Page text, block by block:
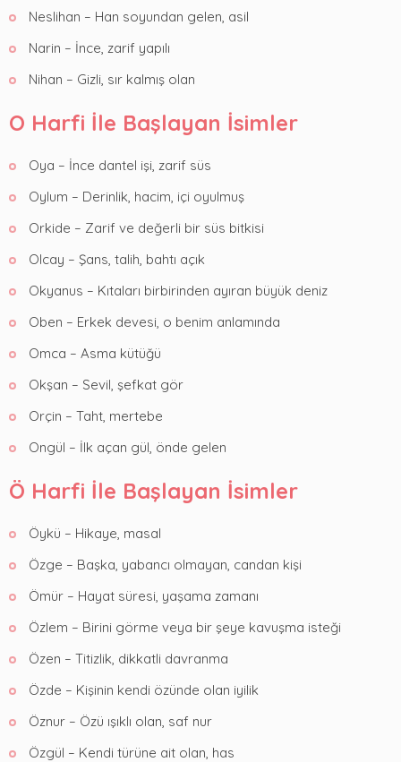
Neslihan – Han soyundan gelen, asil
Narin – İnce, zarif yapılı
Nihan – Gizli, sır kalmış olan
O Harfi İle Başlayan İsimler
Oya – İnce dantel işi, zarif süs
Oylum – Derinlik, hacim, içi oyulmuş
Orkide – Zarif ve değerli bir süs bitkisi
Olcay – Şans, talih, bahtı açık
Okyanus – Kıtaları birbirinden ayıran büyük deniz
Oben – Erkek devesi, o benim anlamında
Omca – Asma kütüğü
Okşan – Sevil, şefkat gör
Orçin – Taht, mertebe
Ongül – İlk açan gül, önde gelen
Ö Harfi İle Başlayan İsimler
Öykü – Hikaye, masal
Özge – Başka, yabancı olmayan, candan kişi
Ömür – Hayat süresi, yaşama zamanı
Özlem – Birini görme veya bir şeye kavuşma isteği
Özen – Titizlik, dikkatli davranma
Özde – Kişinin kendi özünde olan iyilik
Öznur – Özü ışıklı olan, saf nur
Özgül – Kendi türüne ait olan, has